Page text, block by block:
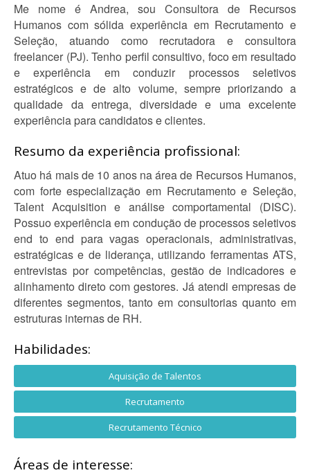
Me nome é Andrea, sou Consultora de Recursos
Humanos com sólida experiência em Recrutamento e
Seleção, atuando como recrutadora e consultora
freelancer (PJ). Tenho perfil consultivo, foco em resultado
e experiência em conduzir processos seletivos
estratégicos e de alto volume, sempre priorizando a
qualidade da entrega, diversidade e uma excelente
experiência para candidatos e clientes.
Resumo da experiência profissional:
Atuo há mais de 10 anos na área de Recursos Humanos,
com forte especialização em Recrutamento e Seleção,
Talent Acquisition e análise comportamental (DISC).
Possuo experiência em condução de processos seletivos
end to end para vagas operacionais, administrativas,
estratégicas e de liderança, utilizando ferramentas ATS,
entrevistas por competências, gestão de indicadores e
alinhamento direto com gestores. Já atendi empresas de
diferentes segmentos, tanto em consultorias quanto em
estruturas internas de RH.
Habilidades:
Aquisição de Talentos
Recrutamento
Recrutamento Técnico
Áreas de interesse: